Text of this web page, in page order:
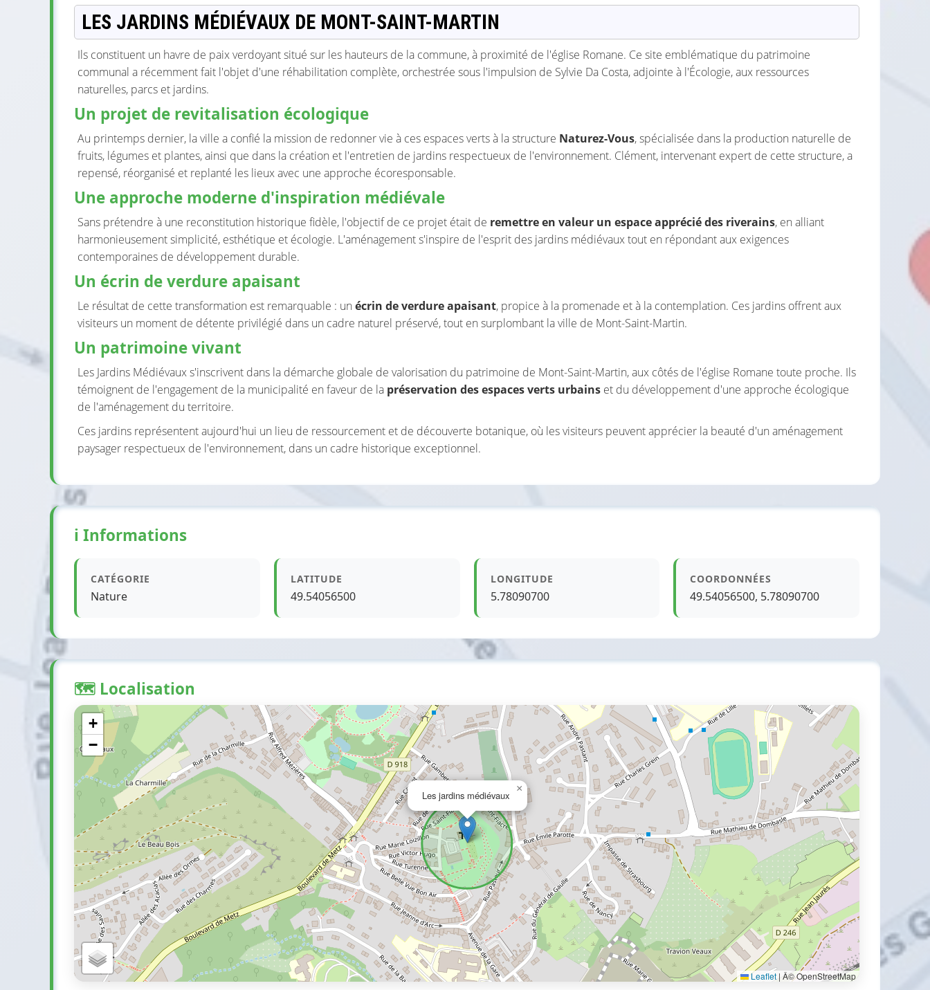
LES JARDINS MÉDIÉVAUX DE MONT-SAINT-MARTIN
Ils constituent un havre de paix verdoyant situé sur les hauteurs de la commune, à proximité de l'église Romane. Ce site emblématique du patrimoine
communal a récemment fait l'objet d'une réhabilitation complète, orchestrée sous l'impulsion de Sylvie Da Costa, adjointe à l'Écologie, aux ressources
naturelles, parcs et jardins.
Un projet de revitalisation écologique
Au printemps dernier, la ville a confié la mission de redonner vie à ces espaces verts à la structure Naturez-Vous, spécialisée dans la production naturelle de
fruits, légumes et plantes, ainsi que dans la création et l'entretien de jardins respectueux de l'environnement. Clément, intervenant expert de cette structure, a
repensé, réorganisé et replanté les lieux avec une approche écoresponsable.
Une approche moderne d'inspiration médiévale
Sans prétendre à une reconstitution historique fidèle, l'objectif de ce projet était de remettre en valeur un espace apprécié des riverains, en alliant
harmonieusement simplicité, esthétique et écologie. L'aménagement s'inspire de l'esprit des jardins médiévaux tout en répondant aux exigences
contemporaines de développement durable.
Un écrin de verdure apaisant
Le résultat de cette transformation est remarquable : un écrin de verdure apaisant, propice à la promenade et à la contemplation. Ces jardins offrent aux
visiteurs un moment de détente privilégié dans un cadre naturel préservé, tout en surplombant la ville de Mont-Saint-Martin.
Un patrimoine vivant
Les Jardins Médiévaux s'inscrivent dans la démarche globale de valorisation du patrimoine de Mont-Saint-Martin, aux côtés de l'église Romane toute proche. Ils
témoignent de l'engagement de la municipalité en faveur de la préservation des espaces verts urbains et du développement d'une approche écologique
de l'aménagement du territoire.
Ces jardins représentent aujourd'hui un lieu de ressourcement et de découverte botanique, où les visiteurs peuvent apprécier la beauté d'un aménagement
paysager respectueux de l'environnement, dans un cadre historique exceptionnel.
ℹ️ Informations
CATÉGORIE
Nature
LATITUDE
49.54056500
LONGITUDE
5.78090700
COORDONNÉES
49.54056500, 5.78090700
🗺️ Localisation
Les jardins médiévaux
×
+
−
Leaflet | Â© OpenStreetMap